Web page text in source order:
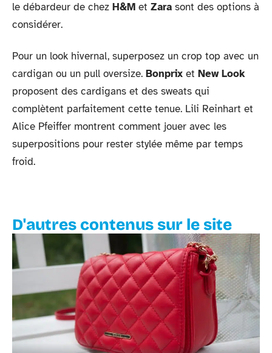
le débardeur de chez H&M et Zara sont des options à
considérer.
Pour un look hivernal, superposez un crop top avec un
cardigan ou un pull oversize. Bonprix et New Look
proposent des cardigans et des sweats qui
complètent parfaitement cette tenue. Lili Reinhart et
Alice Pfeiffer montrent comment jouer avec les
superpositions pour rester stylée même par temps
froid.
D'autres contenus sur le site